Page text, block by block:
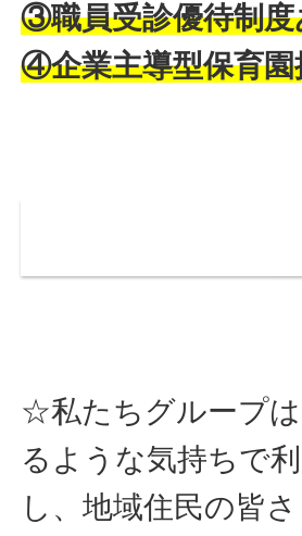
③職員受診優待制度
④企業主導型保育園
☆私たちグループ
るような気持ちで
し、地域住民の皆